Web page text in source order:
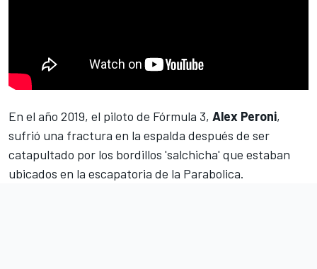
En el año 2019, el piloto de Fórmula 3, Alex Peroni,
sufrió una fractura en la espalda después de ser
catapultado por los bordillos 'salchicha' que estaban
ubicados en la escapatoria de la Parabolica.